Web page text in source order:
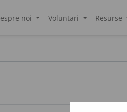
noi Voluntari Resurse